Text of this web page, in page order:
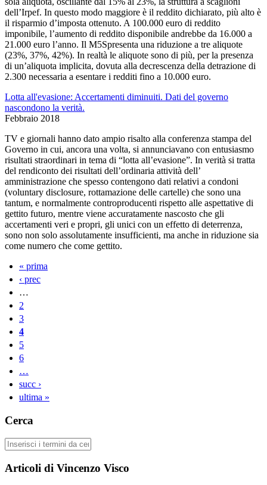
dell’Irpef. In questo modo maggiore è il reddito dichiarato, più alto è
il risparmio d’imposta ottenuto. A 100.000 euro di reddito
imponibile, l’aumento di reddito disponibile andrebbe da 16.000 a
21.000 euro l’anno. Il M5Spresenta una riduzione a tre aliquote
(23%, 37%, 42%). In realtà le aliquote sono di più, per la presenza
di un’aliquota implicita, dovuta alla decrescenza della detrazione di
2.300 necessaria a esentare i redditi fino a 10.000 euro.
Lotta all'evasione: Accertamenti diminuiti. Dati del governo
nascondono la verità.
Febbraio 2018
TV e giornali hanno dato ampio risalto alla conferenza stampa del
Governo in cui, ancora una volta, si annunciavano con entusiasmo
risultati straordinari in tema di “lotta all’evasione”. In verità si tratta
del rendiconto dei risultati dell’ordinaria attività dell’
amministrazione che spesso contengono dati relativi a condoni
(voluntary disclosure, rottamazione delle cartelle) che sono una
tantum, e normalmente controproducenti rispetto alle aspettative di
gettito futuro, mentre viene accuratamente nascosto che gli
accertamenti veri e propri, gli unici con un effetto di deterrenza,
sono non solo assolutamente insufficienti, ma anche in riduzione sia
come numero che come gettito.
Pagine
« prima
‹ prec
…
2
3
4
5
6
…
succ ›
ultima »
Cerca
Cerca
Articoli di Vincenzo Visco